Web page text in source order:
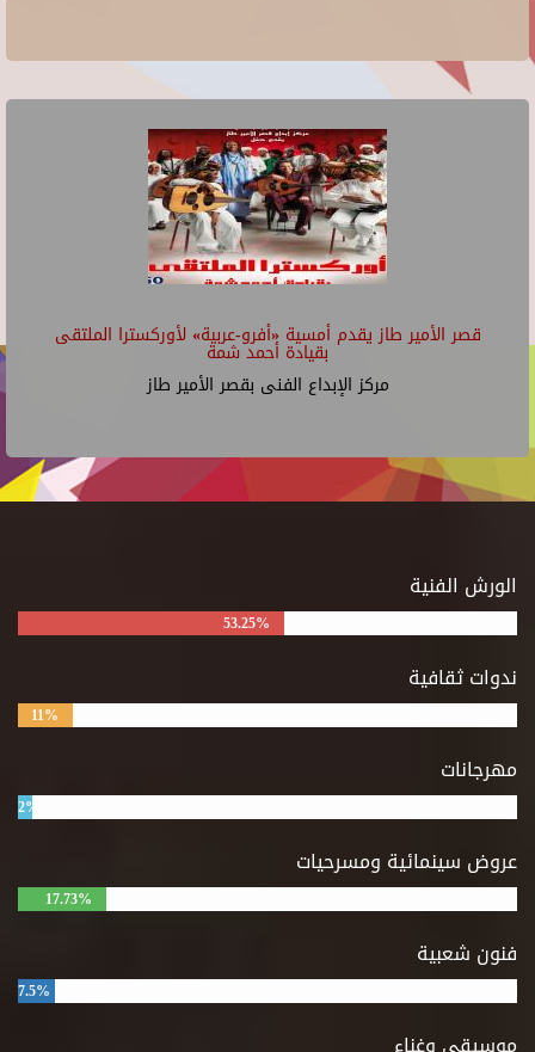
قصر الأمير طاز يقدم أمسية «أفرو-عربية» لأوركسترا الملتقى
بقيادة أحمد شمة
مركز الإبداع الفنى بقصر الأمير طاز
الورش الفنية
53.25%
ندوات ثقافية
11%
مهرجانات
2%
عروض سينمائية ومسرحيات
17.73%
فنون شعبية
7.5%